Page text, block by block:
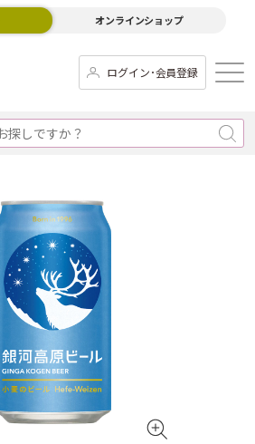
オンラインショップ
ログイン･会員登録